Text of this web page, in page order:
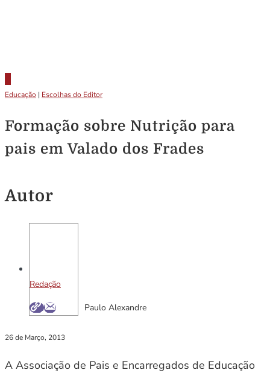
Educação | Escolhas do Editor
Formação sobre Nutrição para
pais em Valado dos Frades
Autor
Redação
Paulo Alexandre
26 de Março, 2013
A Associação de Pais e Encarregados de Educação